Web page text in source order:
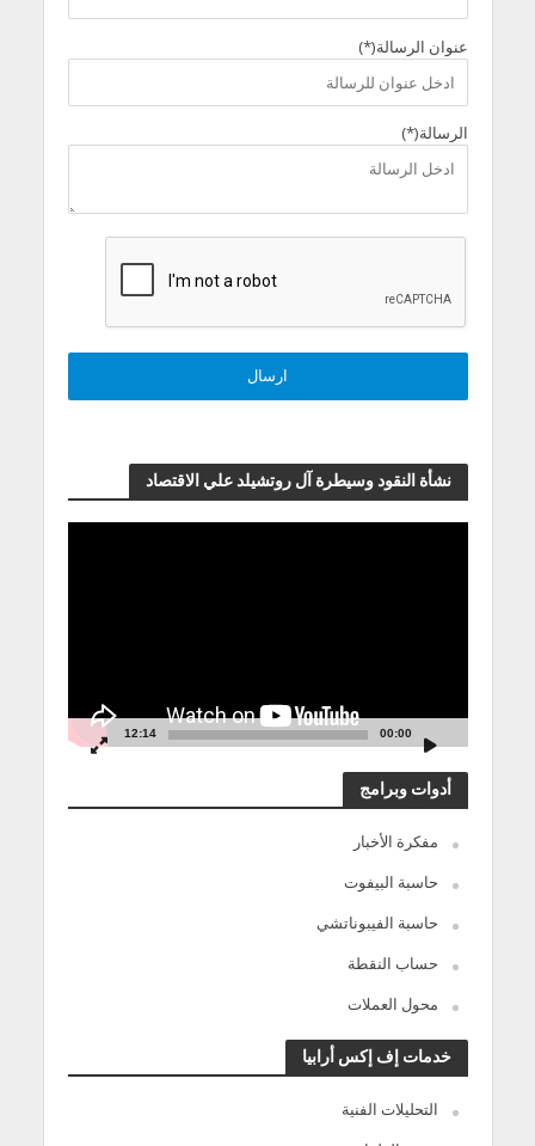
عنوان الرسالة(*)
الرسالة(*)
نشأة النقود وسيطرة آل روتشيلد علي الاقتصاد
00:00
12:14
أدوات وبرامج
مفكرة الأخبار
حاسبة البيفوت
حاسبة الفيبوناتشي
حساب النقطة
محول العملات
خدمات إف إكس أرابيا
التحليلات الفنية